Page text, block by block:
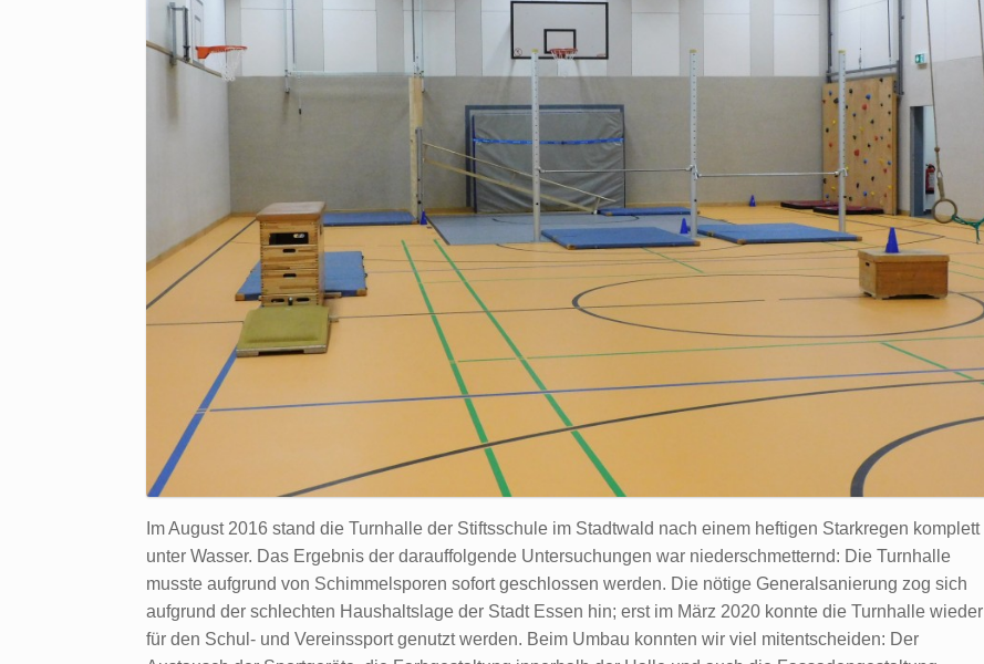
Im August 2016 stand die Turnhalle der Stiftsschule im Stadtwald nach einem heftigen Starkregen komplett
unter Wasser. Das Ergebnis der darauffolgende Untersuchungen war niederschmetternd: Die Turnhalle
musste aufgrund von Schimmelsporen sofort geschlossen werden. Die nötige Generalsanierung zog sich
aufgrund der schlechten Haushaltslage der Stadt Essen hin; erst im März 2020 konnte die Turnhalle wieder
für den Schul- und Vereinssport genutzt werden. Beim Umbau konnten wir viel mitentscheiden: Der